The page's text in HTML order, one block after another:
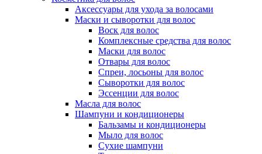
Аксессуары для ухода за волосами
Маски и сыворотки для волос
Воск для волос
Комплексные средства для волос
Маски для волос
Отвары для волос
Спреи, лосьоны для волос
Сыворотки для волос
Эссенции для волос
Масла для волос
Шампуни и кондиционеры
Бальзамы и кондиционеры
Мыло для волос
Сухие шампуни